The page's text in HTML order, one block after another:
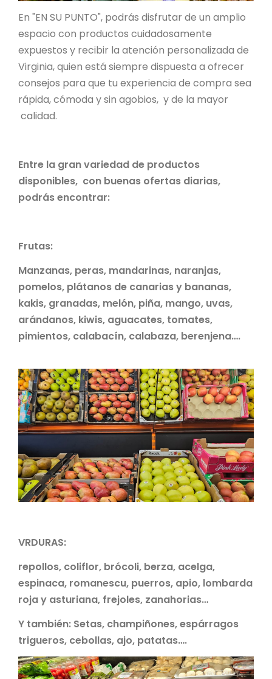
En "EN SU PUNTO", podrás disfrutar de un amplio
espacio con productos cuidadosamente
expuestos y recibir la atención personalizada de
Virginia, quien está siempre dispuesta a ofrecer
consejos para que tu experiencia de compra sea
rápida, cómoda y sin agobios, y de la mayor
calidad.
Entre la gran variedad de productos
disponibles, con buenas ofertas diarias,
podrás encontrar:
Frutas:
Manzanas, peras, mandarinas, naranjas,
pomelos, plátanos de canarias y bananas,
kakis, granadas, melón, piña, mango, uvas,
arándanos, kiwis, aguacates, tomates,
pimientos, calabacín, calabaza, berenjena….
VRDURAS:
repollos, coliflor, brócoli, berza, acelga,
espinaca, romanescu, puerros, apio, lombarda
roja y asturiana, frejoles, zanahorias…
Y también: Setas, champiñones, espárragos
trigueros, cebollas, ajo, patatas….